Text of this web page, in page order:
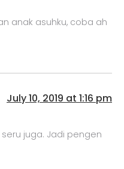
anak asuhku, coba ah
July 10, 2019 at 1:16 pm
juga. Jadi pengen